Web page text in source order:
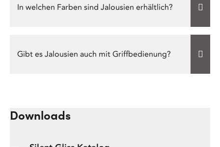
In welchen Farben sind Jalousien erhältlich?
Gibt es Jalousien auch mit Griffbedienung?
Downloads